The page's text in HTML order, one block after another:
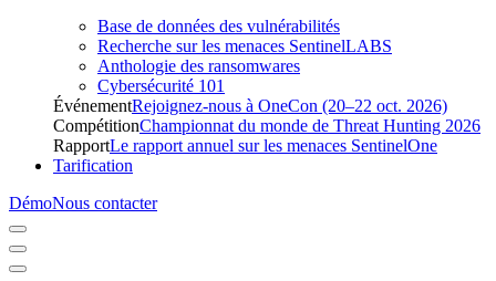
Base de données des vulnérabilités
Recherche sur les menaces SentinelLABS
Anthologie des ransomwares
Cybersécurité 101
ÉvénementRejoignez-nous à OneCon (20–22 oct. 2026)
CompétitionChampionnat du monde de Threat Hunting 2026
RapportLe rapport annuel sur les menaces SentinelOne
Tarification
DémoNous contacter